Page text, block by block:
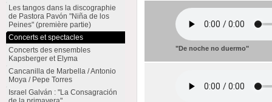
"De noche no duermo"
Les tangos dans la discographie
de Pastora Pavón "Niña de los
Peines" (première partie)
Concerts et spectacles
Concerts des ensembles
Kapsberger et Elyma
Cancanilla de Marbella / Antonio
Moya / Pepe Torres
Israel Galván : "La Consagración